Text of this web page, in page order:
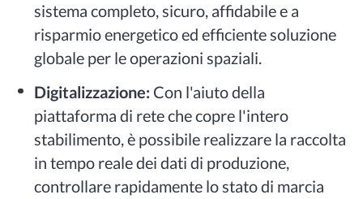
sistema completo, sicuro, affidabile e a
risparmio energetico ed efficiente soluzione
globale per le operazioni spaziali.
Digitalizzazione: Con l'aiuto della
piattaforma di rete che copre l'intero
stabilimento, è possibile realizzare la raccolta
in tempo reale dei dati di produzione,
controllare rapidamente lo stato di marcia